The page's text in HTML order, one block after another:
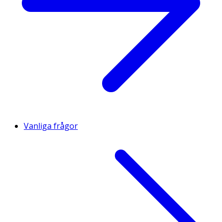
Vanliga frågor